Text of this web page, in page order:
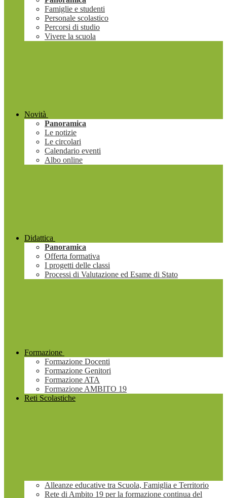
Famiglie e studenti
Personale scolastico
Percorsi di studio
Vivere la scuola
Novità
Panoramica
Le notizie
Le circolari
Calendario eventi
Albo online
Didattica
Panoramica
Offerta formativa
I progetti delle classi
Processi di Valutazione ed Esame di Stato
Formazione
Formazione Docenti
Formazione Genitori
Formazione ATA
Formazione AMBITO 19
Reti Scolastiche
Alleanze educative tra Scuola, Famiglia e Territorio
Rete di Ambito 19 per la formazione continua del